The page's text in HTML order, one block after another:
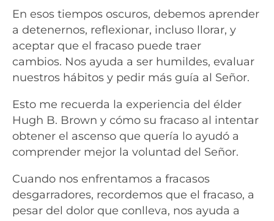
En esos tiempos oscuros, debemos aprender
a detenernos, reflexionar, incluso llorar, y
aceptar que el fracaso puede traer
cambios. Nos ayuda a ser humildes, evaluar
nuestros hábitos y pedir más guía al Señor.
Esto me recuerda la experiencia del élder
Hugh B. Brown y cómo su fracaso al intentar
obtener el ascenso que quería lo ayudó a
comprender mejor la voluntad del Señor.
Cuando nos enfrentamos a fracasos
desgarradores, recordemos que el fracaso, a
pesar del dolor que conlleva, nos ayuda a